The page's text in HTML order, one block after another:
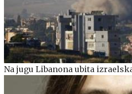
Na jugu Libanona ubita